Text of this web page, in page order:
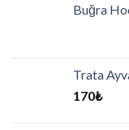
Buğra
Trata
170₺